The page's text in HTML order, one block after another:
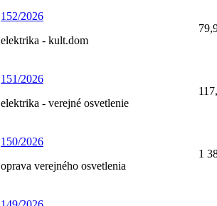
152/2026
elektrika - kult.dom
151/2026
elektrika - verejné osvetlenie
150/2026
oprava verejného osvetlenia
1